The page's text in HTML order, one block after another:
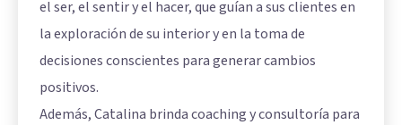
el ser, el sentir y el hacer, que guían a sus clientes en
la exploración de su interior y en la toma de
decisiones conscientes para generar cambios
positivos.
Además, Catalina brinda coaching y consultoría para